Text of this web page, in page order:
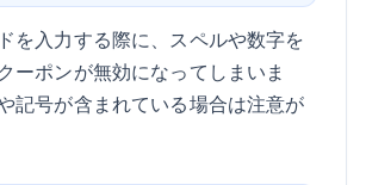
を入力する際に、スペルや数字を
ーポンが無効になってしまいま
記号が含まれている場合は注意が